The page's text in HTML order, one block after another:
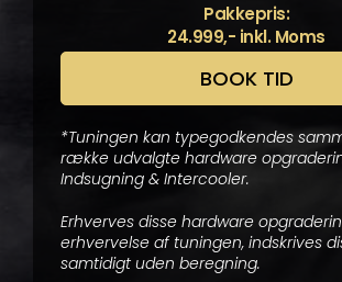
Pakkepris:
24.999,- inkl. Moms
BOOK TID
*Tuningen kan typegodkendes
række udvalgte hardware
Indsugning & Intercooler.
Erhverves disse hardware
erhvervelse af tuningen, indskrives
samtidigt uden beregning.